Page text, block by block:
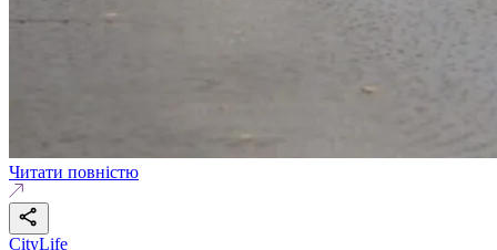
Читати повністю
CityLife